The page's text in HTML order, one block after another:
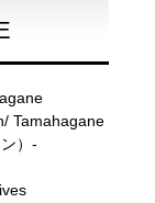
Tamahagane
）-